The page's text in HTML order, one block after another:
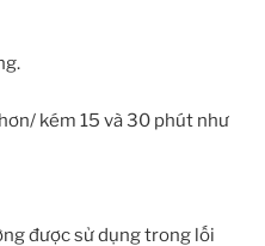
kém 15 và 30 phút như
được sử dụng trong lối